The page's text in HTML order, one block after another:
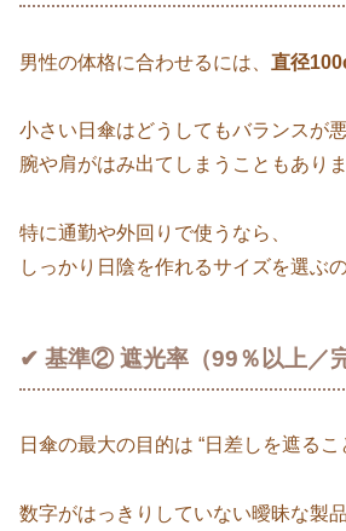
男性の体格に合わせるには、 直径
小さい日傘はどうしてもバランスが
腕や肩がはみ出てしまうこともありま
特に通勤や外回りで使うなら、
しっかり日陰を作れるサイズを選ぶ
✔ 基準② 遮光率（99％以上／
日傘の最大の目的は “日差しを遮るこ
数字がはっきりしていない曖昧な製品